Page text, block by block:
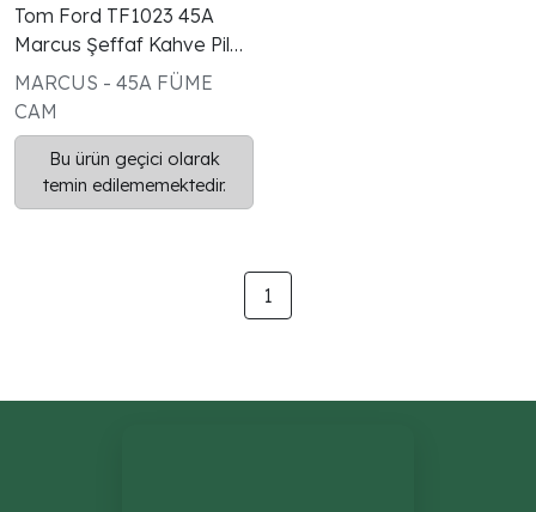
Tom Ford TF1023 45A
Marcus Şeffaf Kahve Pilot
Gözlük
MARCUS - 45A FÜME
CAM
Bu ürün geçici olarak
temin edilememektedir.
1